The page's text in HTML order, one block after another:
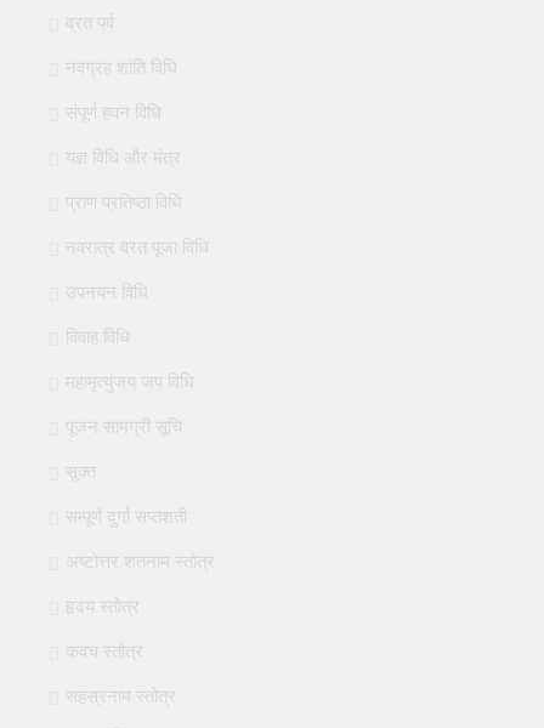
व्रत पर्व
नवग्रह शांति विधि
संपूर्ण हवन विधि
यज्ञ विधि और मंत्र
प्राण प्रतिष्ठा विधि
नवरात्र व्रत पूजा विधि
उपनयन विधि
विवाह विधि
महामृत्युंजय जप विधि
पूजन सामग्री सूचि
सूक्त
सम्पूर्ण दुर्गा सप्तशती
अष्टोत्तर शतनाम स्तोत्र
हृदय स्तोत्र
कवच स्तोत्र
सहस्रनाम स्तोत्र